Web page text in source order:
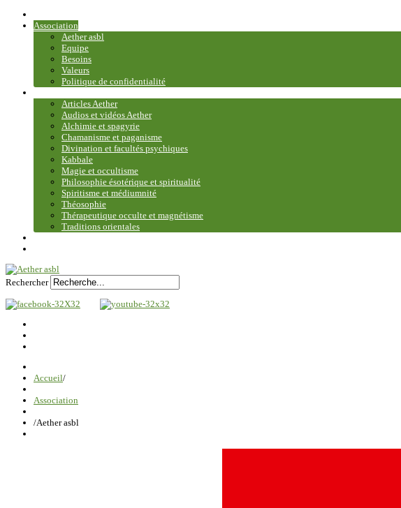
Association
Aether asbl
Equipe
Besoins
Valeurs
Politique de confidentialité
Articles Aether
Audios et vidéos Aether
Alchimie et spagyrie
Chamanisme et paganisme
Divination et facultés psychiques
Kabbale
Magie et occultisme
Philosophie ésotérique et spiritualité
Spiritisme et médiumnité
Théosophie
Thérapeutique occulte et magnétisme
Traditions orientales
Rechercher
Accueil/
Association
/Aether asbl